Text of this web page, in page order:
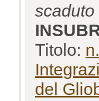
Titolo:
del